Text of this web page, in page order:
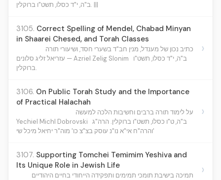
ב"ה, י"ד כסלו, תשט"ו ברוקלין. |||
3105. Correct Spelling of Mendel, Chabad Minyan
in Shaarei Chesed, and Torah Classes
כתיב נכון של מענדל, מנין חב"ד בשערי חסד, ושיעורי תורה
עזריאל זליג סלונים — Azriel Zelig Slonim
ב"ה, י"ד כסלו, תשט"ו
ברוקלין.
›
3106. On Public Torah Study and the Importance
of Practical Halachah
על לימוד תורה ברבים וחשיבות הלכה למעשה
Yechiel Michl Dobrovski ב"ה, ט"ו כסלו, תשט"ו ברוקלין. הרה"ג
והרה"ח אי"א נו"נ עוסק בצ"צ כו' מוה"ר יחיאל מיכל שי'
›
3107. Supporting Tomchei Temimim Yeshiva and
Its Unique Role in Jewish Life
תמיכה בישיבת תומכי תמימים ותפקידה הייחודי בחיים היהודיים
›